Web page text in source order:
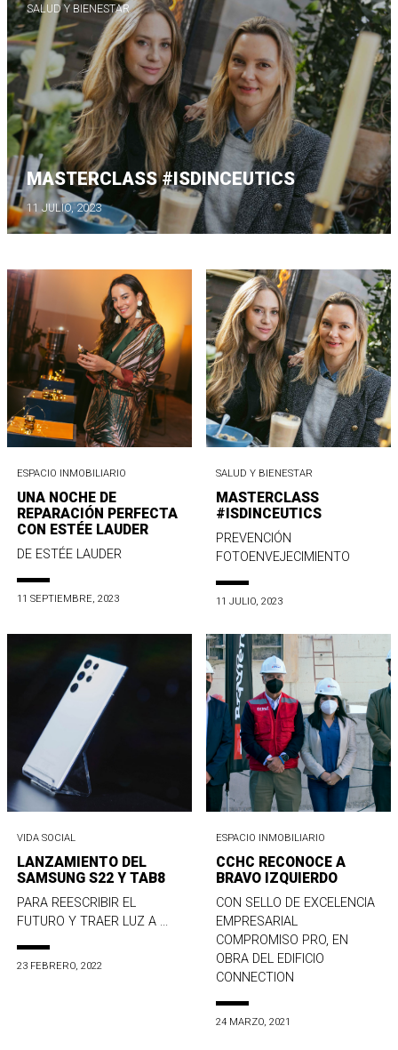
SALUD Y BIENESTAR
MASTERCLASS #ISDINCEUTICS
11 JULIO, 2023
ESPACIO INMOBILIARIO
UNA NOCHE DE
REPARACIÓN PERFECTA
CON ESTÉE LAUDER
DE ESTÉE LAUDER
11 SEPTIEMBRE, 2023
SALUD Y BIENESTAR
MASTERCLASS
#ISDINCEUTICS
PREVENCIÓN
FOTOENVEJECIMIENTO
11 JULIO, 2023
VIDA SOCIAL
LANZAMIENTO DEL
SAMSUNG S22 Y TAB8
PARA REESCRIBIR EL
FUTURO Y TRAER LUZ A ...
23 FEBRERO, 2022
ESPACIO INMOBILIARIO
CCHC RECONOCE A
BRAVO IZQUIERDO
CON SELLO DE EXCELENCIA
EMPRESARIAL
COMPROMISO PRO, EN
OBRA DEL EDIFICIO
CONNECTION
24 MARZO, 2021